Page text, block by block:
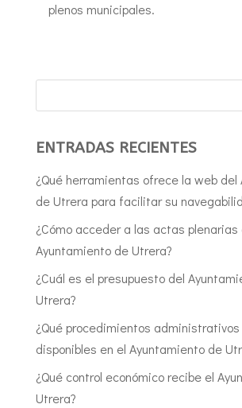
plenos municipales.
ENTRADAS RECIENTES
¿Qué herramientas ofrece la web del
de Utrera para facilitar su
¿Cómo acceder a las actas plenarias
Ayuntamiento de Utrera?
¿Cuál es el presupuesto del
Utrera?
¿Qué procedimientos
disponibles en el Ayuntamiento de
¿Qué control económico recibe el
Utrera?